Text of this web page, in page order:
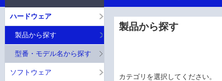
製品から探す
カテゴリを選択してください。
ハードウェア
製品から探す
型番・モデル名から探す
ソフトウェア